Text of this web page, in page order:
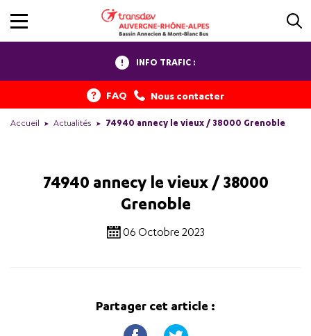
INFO TRAFIC :
FAQ Nous contacter
Accueil Actualités 74940 annecy le vieux / 38000 Grenoble
74940 annecy le vieux / 38000
Grenoble
06 Octobre 2023
Partager cet article :